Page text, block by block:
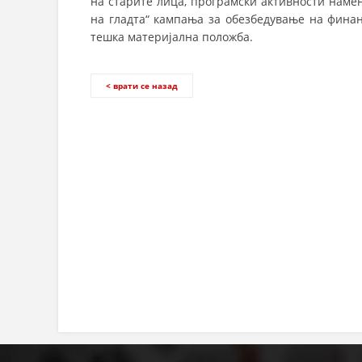
на гладта“ кампања за обезбедување на
тешка материјална положба.
< врати се назад